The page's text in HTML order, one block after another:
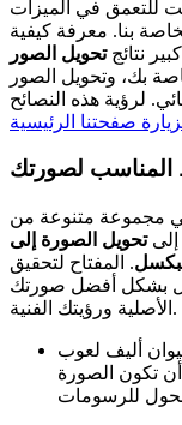
للتعمق في الميزات
بنا. معرفة كيفية
نتائجتحويل الصور
بك، وتحويل الصور
لرؤية هذه النصائح
صفحتنا الرئيسية
المناسب لصورتك
مجموعة متنوعة من
إلىتحويل الصورة إلى
. المفتاح لتحقيق
بشكل أفضل صورتك
الأصلية ورؤيتك الفنية.
أليف لعوب
تكون الصورة